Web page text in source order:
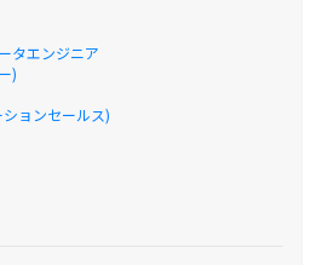
タエンジニア
)
ョンセールス)